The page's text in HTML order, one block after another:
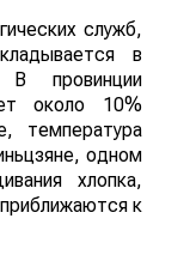
служб,
в
В провинции
около 10%
температура
одном
хлопка,
к